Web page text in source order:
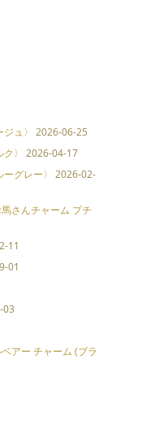
ュ〉
2026-06-25
〉
2026-04-17
グレー〉
2026-02-
さんチャーム プチ
11
01
03
アー チャーム (ブラ